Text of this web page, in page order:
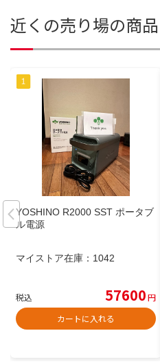
近くの売り場の商品
YOSHINO R2000 SST ポータブ
ル電源
マイストア在庫： 1042
税込 57600円
カートに入れる